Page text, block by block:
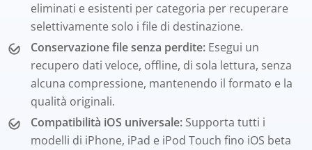
eliminati e esistenti per categoria per recuperare
selettivamente solo i file di destinazione.
Conservazione file senza perdite: Esegui un
recupero dati veloce, offline, di sola lettura, senza
alcuna compressione, mantenendo il formato e la
qualità originali.
Compatibilità iOS universale: Supporta tutti i
modelli di iPhone, iPad e iPod Touch fino iOS beta